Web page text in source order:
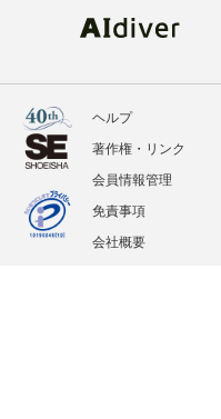
ヘルプ
著作権・リンク
会員情報管理
免責事項
会社概要